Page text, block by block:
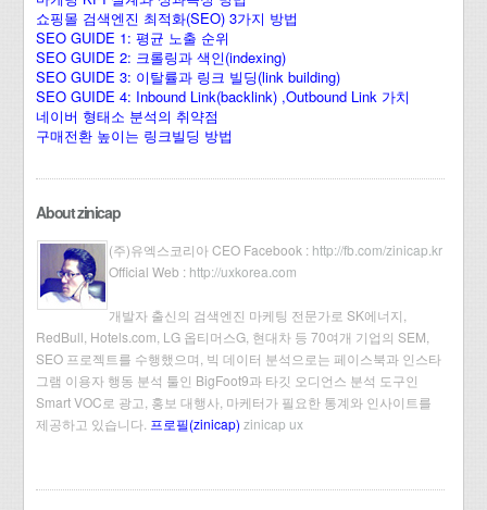
쇼핑몰 검색엔진 최적화(SEO) 3가지 방법
SEO GUIDE 1: 평균 노출 순위
SEO GUIDE 2: 크롤링과 색인(indexing)
SEO GUIDE 3: 이탈률과 링크 빌딩(link building)
SEO GUIDE 4: Inbound Link(backlink) ,Outbound Link 가치
네이버 형태소 분석의 취약점
구매전환 높이는 링크빌딩 방법
About zinicap
(주)유엑스코리아 CEO Facebook : http://fb.com/zinicap.kr
Official Web : http://uxkorea.com
개발자 출신의 검색엔진 마케팅 전문가로 SK에너지,
RedBull, Hotels.com, LG 옵티머스G, 현대차 등 70여개 기업의 SEM,
SEO 프로젝트를 수행했으며, 빅 데이터 분석으로는 페이스북과 인스타
그램 이용자 행동 분석 툴인 BigFoot9과 타깃 오디언스 분석 도구인
Smart VOC로 광고, 홍보 대행사, 마케터가 필요한 통계와 인사이트를
제공하고 있습니다. 프로필(zinicap) zinicap ux